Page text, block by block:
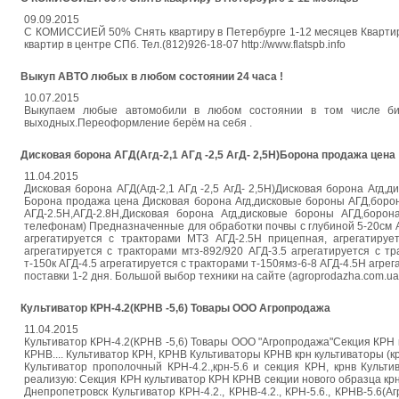
09.09.2015
С КОМИССИЕЙ 50% Снять квартиру в Петербурге 1-12 месяцев
квартир в центре СПб. Тел.(812)926-18-07 http://www.flatspb.info
Выкуп АВТО любых в любом состоянии 24 часа !
10.07.2015
Выкупаем любые автомобили в любом состоянии в том числе
выходных.Переоформление берём на себя .
Дисковая борона АГД(Агд-2,1 АГд -2,5 АгД- 2,5Н)Борона продажа цена
11.04.2015
Дисковая борона АГД(Агд-2,1 АГд -2,5 АгД- 2,5Н)Дисковая борона
Борона продажа цена Дисковая борона Агд,дисковые бороны
АГД-2.5Н,АГД-2.8Н,Дисковая борона Агд,дисковые бороны
телефонам) Предназначенные для обработки почвы с глубиной 5-20см
агрегатируется с тракторами МТЗ АГД-2.5Н прицепная,
агрегатируется с тракторами мтз-892/920 АГД-3.5 агрегатируется с
т-150к АГД-4.5 агрегатируется с тракторами т-150ямз-6-8 АГД-4.5Н
поставки 1-2 дня. Большой выбор техники на сайте
Культиватор КРН-4.2(КРНВ -5,6) Товары ООО Агропродажа
11.04.2015
Культиватор КРН-4.2(КРНВ -5,6) Товары ООО "Агропродажа"Секция КРН
КРНВ.... Культиватор КРН, КРНВ Культиваторы КРНВ крн культиваторы
Культиватор прополочный КРН-4.2.,крн-5.6 и секция КРН, крнв
реализую: Секция КРН культиватор КРН КРНВ секции нового образца
Днепропетровск Культиватор КРН-4.2., КРНВ-4.2., КРН-5.6., КРНВ-